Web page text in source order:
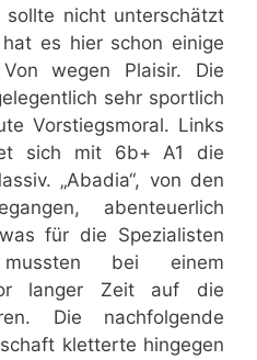
nicht unterschätzt
es hier schon einige
wegen Plaisir. Die
sehr sportlich
Vorstiegsmoral. Links
sich mit 6b+ A1 die
„Abadia“, von den
abenteuerlich
für die Spezialisten
bei einem
langer Zeit auf die
Die nachfolgende
kletterte hingegen